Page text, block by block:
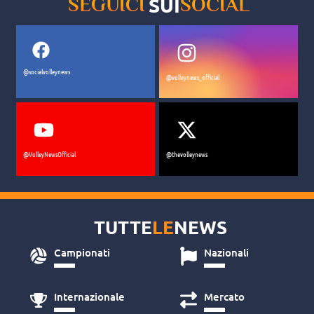
SEGUICI SOCIAL
@socialvolleynews
@volleynews_official
@VolleyNewsOfficial @thevolleynews
TUTTELENEWS
Campionati Nazionali
Internazionale Mercato